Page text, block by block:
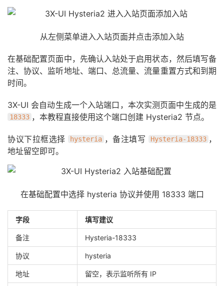
从左侧菜单进入入站页面并点击添加入站
在基础配置页面中，先确认入站处于启用状态，然后填写备
注、协议、监听地址、端口、总流量、流量重置方式和到期
时间。
3X-UI 会自动生成一个入站端口，本次实测页面中生成的是
18333 ，本教程直接使用这个端口创建 Hysteria2 节点。
协议下拉框选择 hysteria ，备注填写 Hysteria-18333 ，
地址留空即可。
在基础配置中选择 hysteria 协议并使用 18333 端口
字段 填写建议
备注 Hysteria-18333
协议 hysteria
地址 留空，表示监听所有 IP